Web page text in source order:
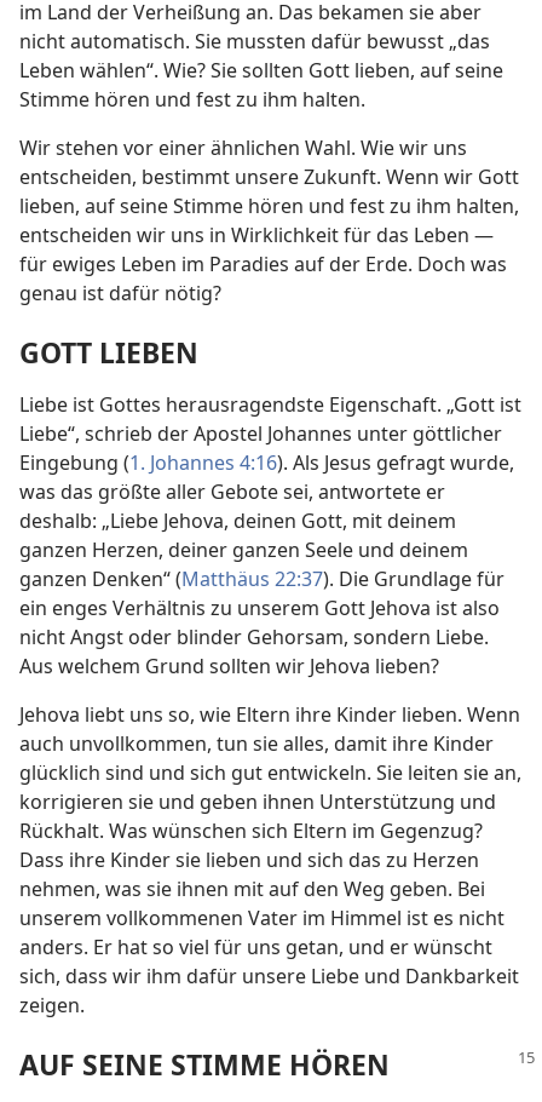
im Land der Verheißung an. Das bekamen sie aber
nicht automatisch. Sie mussten dafür bewusst „das
Leben wählen“. Wie? Sie sollten Gott lieben, auf seine
Stimme hören und fest zu ihm halten.
Wir stehen vor einer ähnlichen Wahl. Wie wir uns
entscheiden, bestimmt unsere Zukunft. Wenn wir Gott
lieben, auf seine Stimme hören und fest zu ihm halten,
entscheiden wir uns in Wirklichkeit für das Leben —
für ewiges Leben im Paradies auf der Erde. Doch was
genau ist dafür nötig?
GOTT LIEBEN
Liebe ist Gottes herausragendste Eigenschaft. „Gott ist
Liebe“, schrieb der Apostel Johannes unter göttlicher
Eingebung (1. Johannes 4:16). Als Jesus gefragt wurde,
was das größte aller Gebote sei, antwortete er
deshalb: „Liebe Jehova, deinen Gott, mit deinem
ganzen Herzen, deiner ganzen Seele und deinem
ganzen Denken“ (Matthäus 22:37). Die Grundlage für
ein enges Verhältnis zu unserem Gott Jehova ist also
nicht Angst oder blinder Gehorsam, sondern Liebe.
Aus welchem Grund sollten wir Jehova lieben?
Jehova liebt uns so, wie Eltern ihre Kinder lieben. Wenn
auch unvollkommen, tun sie alles, damit ihre Kinder
glücklich sind und sich gut entwickeln. Sie leiten sie an,
korrigieren sie und geben ihnen Unterstützung und
Rückhalt. Was wünschen sich Eltern im Gegenzug?
Dass ihre Kinder sie lieben und sich das zu Herzen
nehmen, was sie ihnen mit auf den Weg geben. Bei
unserem vollkommenen Vater im Himmel ist es nicht
anders. Er hat so viel für uns getan, und er wünscht
sich, dass wir ihm dafür unsere Liebe und Dankbarkeit
zeigen.
AUF SEINE STIMME HÖREN